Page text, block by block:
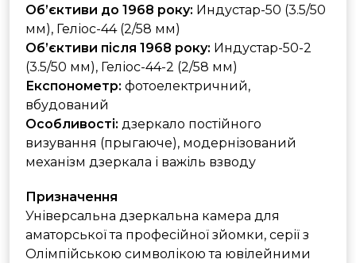
Об’єктиви до 1968 року: Индустар-50 (3.5/50
мм), Геліос-44 (2/58 мм)
Об’єктиви після 1968 року: Индустар-50-2
(3.5/50 мм), Геліос-44-2 (2/58 мм)
Експонометр: фотоелектричний,
вбудований
Особливості: дзеркало постійного
визування (прыгаюче), модернізований
механізм дзеркала і важіль взводу
Призначення
Універсальна дзеркальна камера для
аматорської та професійної зйомки, серії з
Олімпійською символікою та ювілейними